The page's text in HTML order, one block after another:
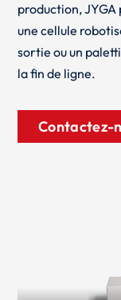
production,
une cellule
sortie ou un
la fin de ligne.
Contactez-